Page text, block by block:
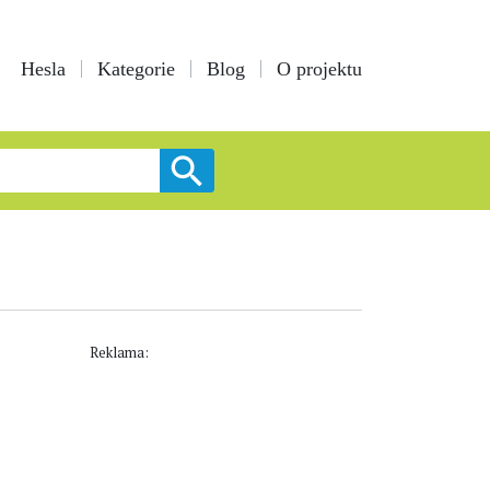
Hesla Kategorie Blog O projektu
Reklama: